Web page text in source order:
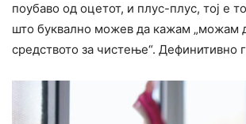
поубаво од оцетот, и плус-плус, тој е
што буквално можев да кажам „можам
средството за чистење“. Дефинитивно